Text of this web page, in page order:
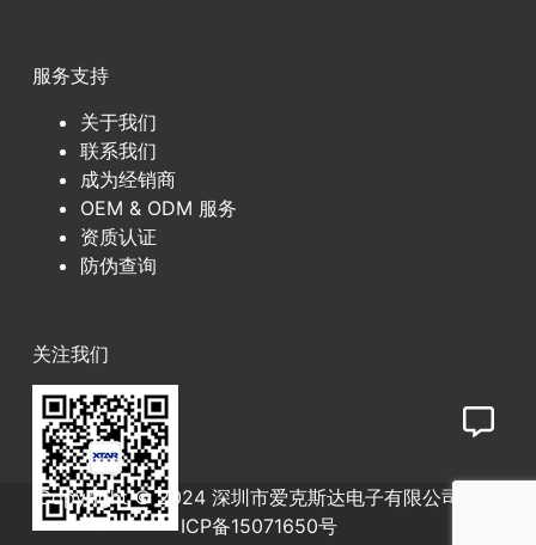
服务支持
关于我们
联系我们
成为经销商
OEM & ODM 服务
资质认证
防伪查询
关注我们
Copyright © 2024 深圳市爱克斯达电子有限公司
ICP备15071650号